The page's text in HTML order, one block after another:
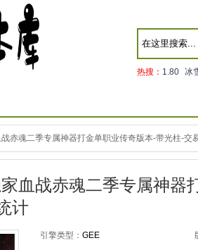
热搜： 1.80 冰
赤魂二季专属神器打金单职业传奇版本-带光柱-交
血战赤魂二季专属神器
计
引擎类型： GEE